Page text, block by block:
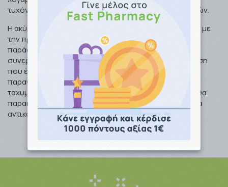
τυχόν τραπεζικών εξόδων) εντός 14 εργάσιμων ημερών.
Η ακύρωση παραγγελίας μπορεί να πραγματοποιηθεί, με
την προϋπόθεση ότι
ΔΕΝέχει πραγματοποιηθεί η
παράδοση των προϊόντων από το φαρμακείο μας στη
συνεργαζόμενη εταιρία ταχυμεταφορών. Σε περίπτωση
που έχει ήδη πραγματοποιηθεί η παράδοση της
παραγγελίας στην συνεργαζόμενη εταιρία
ταχυμεταφορών, κατά την επιστροφή των χρημάτων θα
παρακρατούνται τα έξοδα μεταφοράς και τυχόν έξοδα
αντικαταβολής.